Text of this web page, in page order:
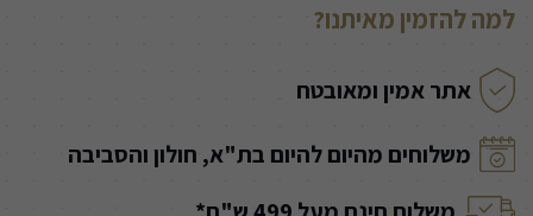
למה להזמין מאיתנו?
אתר אמין ומאובטח
משלוחים מהיום להיום בת"א, חולון והסביבה